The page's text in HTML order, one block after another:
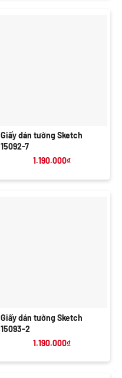
Giấy dán tường Sketch
15092-7
1.190.000₫
Giấy dán tường Sketch
15093-2
1.190.000₫